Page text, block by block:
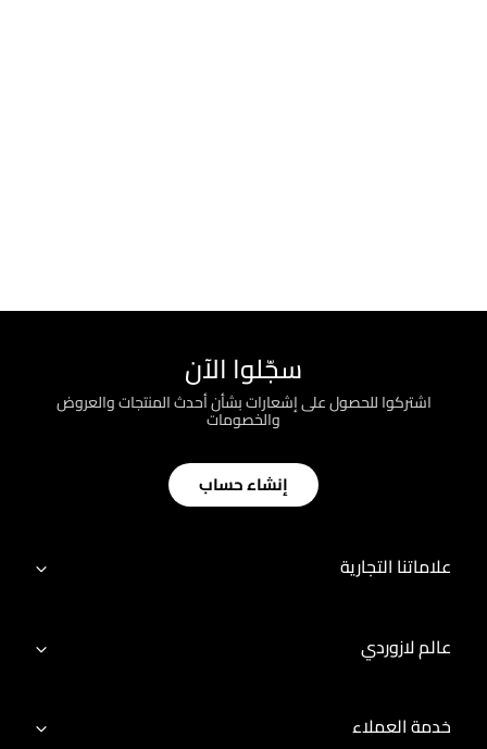
سجّلوا الآن
اشتركوا للحصول على إشعارات بشأن أحدث المنتجات والعروض
والخصومات
إنشاء حساب
علاماتنا التجارية
عالم لازوردي
خدمة العملاء